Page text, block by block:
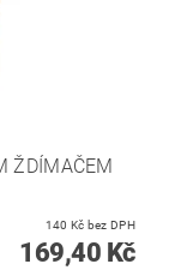
ŽDÍMAČEM
140 Kč bez DPH
169,40 Kč